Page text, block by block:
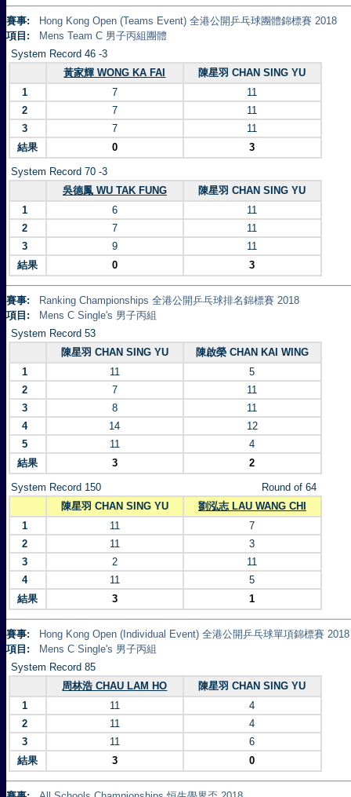
賽事:
Hong Kong Open (Teams Event) 全港公開乒乓球團體錦標賽 2018
項目:
Mens Team C 男子丙組團體
System Record 46 -3
黃家輝 WONG KA FAI
陳星羽 CHAN SING YU
1
7
11
2
7
11
3
7
11
結果
0 3
System Record 70 -3
吳德鳳 WU TAK FUNG
陳星羽 CHAN SING YU
1
6
11
2
7
11
3
9
11
結果
0 3
賽事:
Ranking Championships 全港公開乒乓球排名錦標賽 2018
項目:
Mens C Single's 男子丙組
System Record 53
陳星羽 CHAN SING YU
陳啟榮 CHAN KAI WING
1
11
5
2
7
11
3
8
11
4
14
12
5
11
4
結果
3 2
System Record 150
Round of 64
陳星羽 CHAN SING YU
劉泓志 LAU WANG CHI
1
11
7
2
11
3
3
2
11
4
11
5
結果
3 1
賽事:
Hong Kong Open (Individual Event) 全港公開乒乓球單項錦標賽 2018
項目:
Mens C Single's 男子丙組
System Record 85
周林浩 CHAU LAM HO
陳星羽 CHAN SING YU
1
11
4
2
11
4
3
11
6
結果
3 0